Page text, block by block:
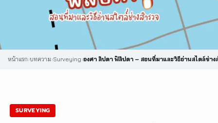
หน้าแรก›บทความ›Surveying›องศา ลิปดา ฟิลิปดา – สอนที่มาและวิธีอ่านสไตล์ช่าง
SURVEYING